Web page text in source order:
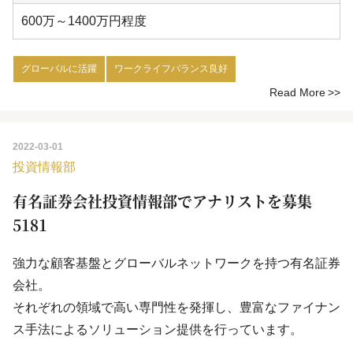
600万～1400万円程度
グローバルに活躍 ワークライフバランス良好
Read More
2022-03-01
投資情報部
有名証券会社投資情報部でアナリストを募集
5181
強力な顧客基盤とグローバルネットワークを持つ有名証券
会社。
それぞれの領域で高い専門性を発揮し、豊富なファイナン
ス手法によるソリューション提供を行っています。